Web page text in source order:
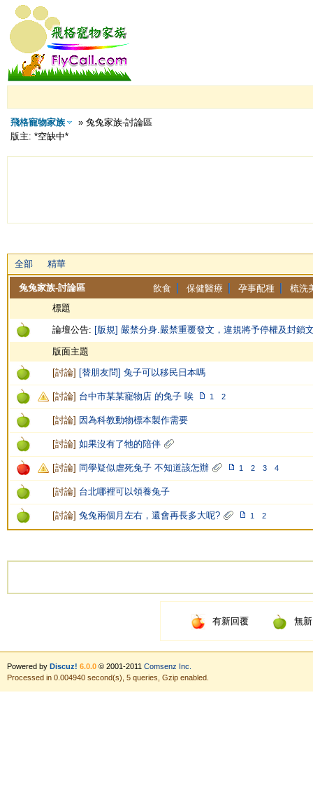
飛格寵物家族
» 兔兔家族-討論區
版主: *空缺中*
全部 精華
飲食 保健醫療 孕事配種 梳洗
兔兔家族-討論區
標題
論壇公告: [版規] 嚴禁分身.嚴禁重覆發文，違規將予停權及封鎖
版面主題
[討論] [替朋友問] 兔子可以移民日本嗎
[討論] 台中市某某寵物店 的兔子 唉 1 2
[討論] 因為科教動物標本製作需要
[討論] 如果沒有了牠的陪伴
[討論] 同學疑似虐死兔子 不知道該怎辦 1 2 3 4
[討論] 台北哪裡可以領養兔子
[討論] 兔兔兩個月左右，還會再長多大呢? 1 2
有新回覆 無
Powered by Discuz! 6.0.0© 2001-2011 Comsenz Inc.
Processed in 0.004940 second(s), 5 queries, Gzip enabled.